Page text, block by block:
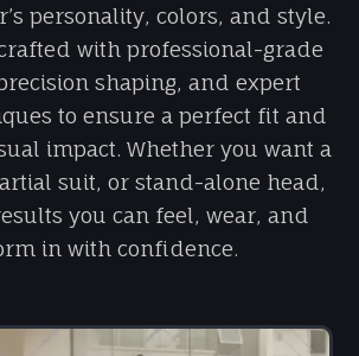
personality, colors, and style.
with professional-grade
shaping, and expert
to ensure a perfect fit and
impact. Whether you want a
suit, or stand-alone head,
you can feel, wear, and
in with confidence.